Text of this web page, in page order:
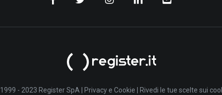
- 2023 Register SpA | Privacy e Cookie Rivedi le tue scelte sui